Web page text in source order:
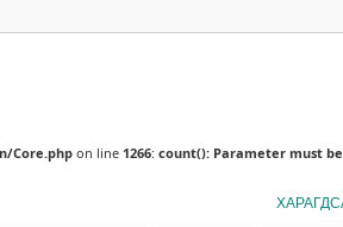
Core.php on line 1266: count(): Parameter must